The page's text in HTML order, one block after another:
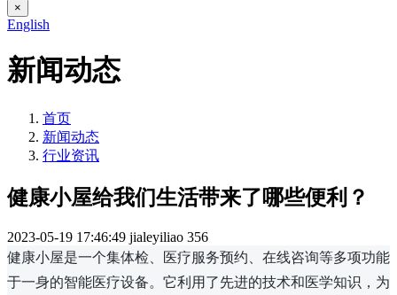
×
English
新闻动态
首页
新闻动态
行业资讯
健康小屋给我们生活带来了哪些便利？
2023-05-19 17:46:49 jialeyiliao 356
健康小屋是一个集体检、医疗服务预约、在线咨询等多项功能
于一身的智能医疗设备。它利用了先进的技术和医学知识，为